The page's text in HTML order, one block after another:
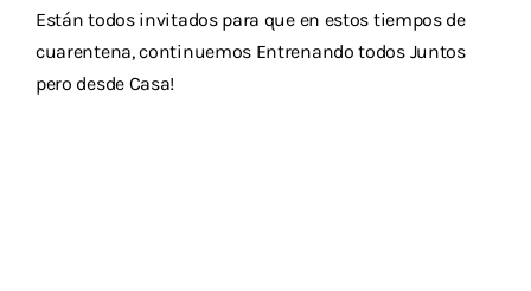
Están todos invitados para que en estos tiempos de
cuarentena, continuemos Entrenando todos Juntos
pero desde Casa!